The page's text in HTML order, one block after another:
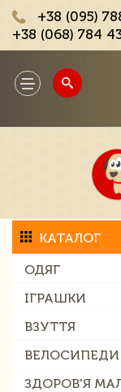
+38 (095)
+38 (068) 784
Toggle
navigation
КАТАЛОГ
ОДЯГ
ІГРАШКИ
ВЗУТТЯ
ВЕЛОСИПЕДИ
ЗДОРОВ'Я